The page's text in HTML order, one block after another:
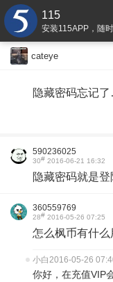
115
安装115APP，随
cateye
隐藏密码忘记
590236025
30# 2016-06-21 16:32
隐藏密码就是
360559769
28# 2016-05-26 07:25
怎么枫币有什么
小白2016-05-26
你好，在充值VIP